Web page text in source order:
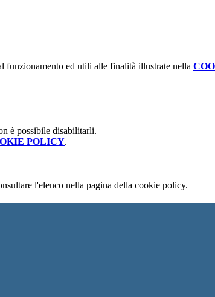
funzionamento ed utili alle finalità illustrate nella
è possibile disabilitarli.
POLICY.
l'elenco nella pagina della cookie policy.